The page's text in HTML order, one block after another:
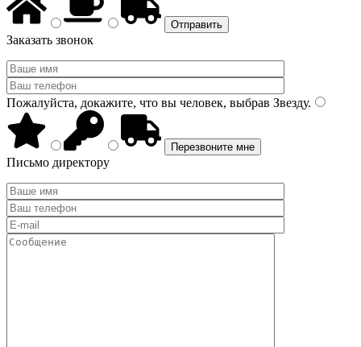
Заказать звонок
Пожалуйста, докажите, что вы человек, выбрав Звезду.
Письмо директору